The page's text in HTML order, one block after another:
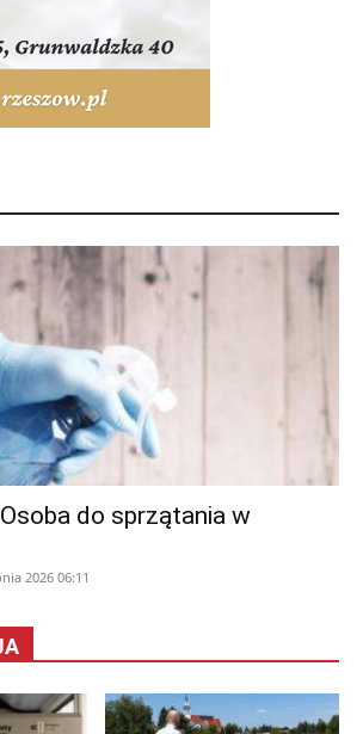
do sprzątania w
2026 06:11